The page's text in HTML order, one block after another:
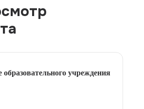
учреждения